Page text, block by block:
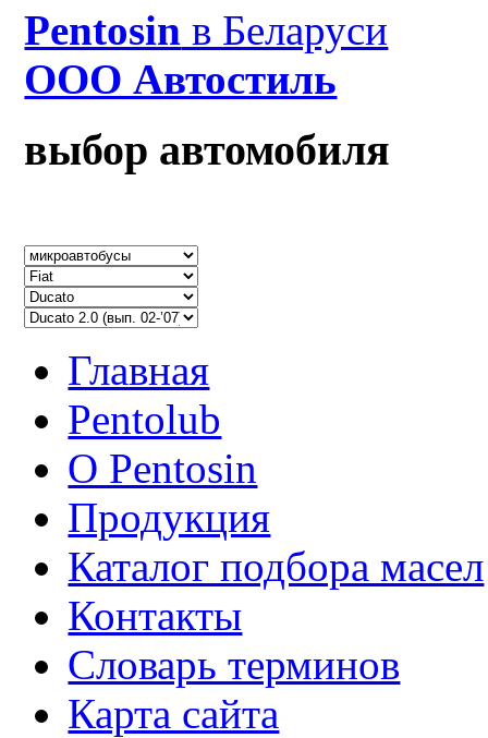
Рentosin в Беларуси
ООО Автостиль
выбор автомобиля
Главная
Pentolub
О Pentosin
Продукция
Каталог подбора масел
Контакты
Словарь терминов
Карта сайта